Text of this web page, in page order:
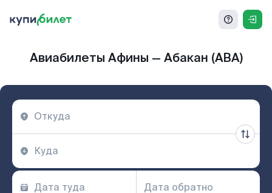
Авиабилеты Афины — Абакан (ABA)